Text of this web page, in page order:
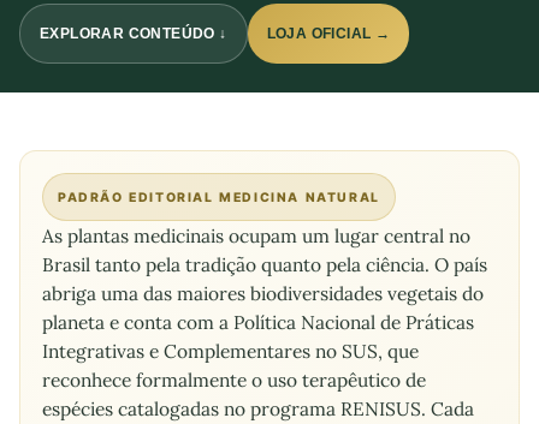
EXPLORAR CONTEÚDO ↓ LOJA OFICIAL →
PADRÃO EDITORIAL MEDICINA NATURAL
As plantas medicinais ocupam um lugar central no
Brasil tanto pela tradição quanto pela ciência. O país
abriga uma das maiores biodiversidades vegetais do
planeta e conta com a Política Nacional de Práticas
Integrativas e Complementares no SUS, que
reconhece formalmente o uso terapêutico de
espécies catalogadas no programa RENISUS. Cada